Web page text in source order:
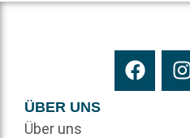
ÜBER UNS
Über uns